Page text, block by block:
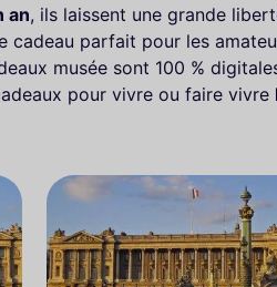
an, ils laissent une grande
parfait pour les
musée sont 100 %
pour vivre ou faire vivre